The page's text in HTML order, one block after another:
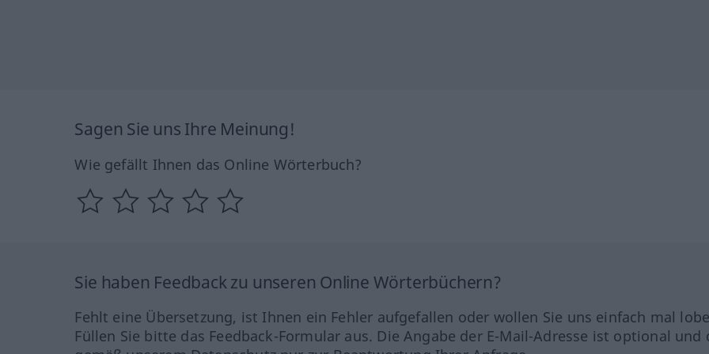
Sagen Sie uns Ihre Meinung!
Wie gefällt Ihnen das Online Wörterbuch?
Sie haben Feedback zu unseren Online Wörterbüchern?
Fehlt eine Übersetzung, ist Ihnen ein Fehler aufgefallen oder wollen Sie uns einfach mal
Füllen Sie bitte das Feedback-Formular aus. Die Angabe der E-Mail-Adresse ist optional und